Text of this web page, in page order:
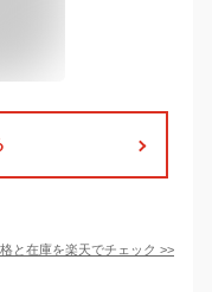
と在庫を楽天でチェック >>